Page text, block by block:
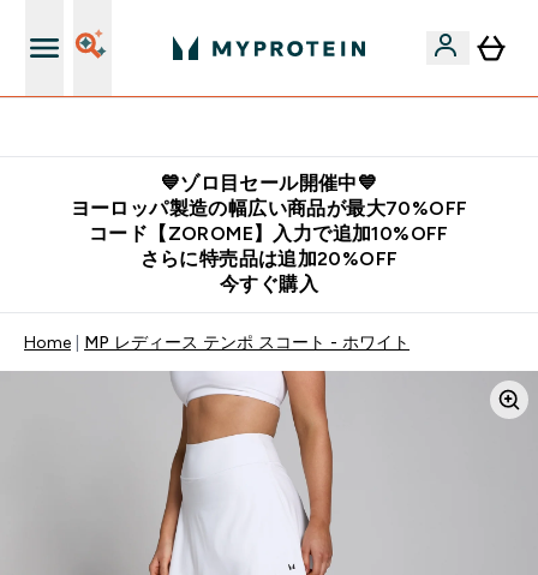
💙ゾロ目セール開催中💙
ヨーロッパ製造の幅広い商品が最大70%OFF
コード【ZOROME】入力で追加10%OFF
さらに特売品は追加20%OFF
今すぐ購入
Home MP レディース テンポ スコート - ホワイト